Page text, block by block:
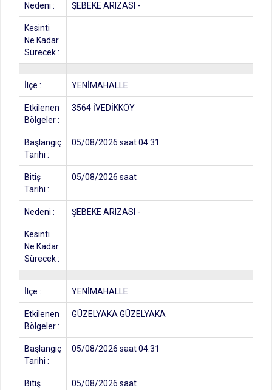
Nedeni : ŞEBEKE ARIZASI -
Kesinti
Ne Kadar
Sürecek :
İlçe : YENİMAHALLE
Etkilenen
Bölgeler :
3564 İVEDİKKÖY
Başlangıç
Tarihi :
05/08/2026 saat 04:31
Bitiş
Tarihi :
05/08/2026 saat
Nedeni : ŞEBEKE ARIZASI -
Kesinti
Ne Kadar
Sürecek :
İlçe : YENİMAHALLE
Etkilenen
Bölgeler :
GÜZELYAKA GÜZELYAKA
Başlangıç
Tarihi :
05/08/2026 saat 04:31
Bitiş 05/08/2026 saat